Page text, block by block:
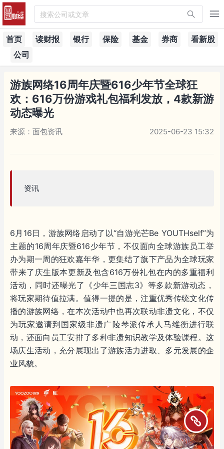
搜索公司或文章
首页 读财报 银行 保险 基金 券商
看新股
公司
游族网络16周年庆暨616少年节全球狂
欢：616万份游戏礼包福利发放，4款新游
动态曝光
来源：面包资讯 2025-06-23 15:32
资讯
6月16日，游族网络启动了以“自游光芒Be YOUTHself”为
主题的16周年庆暨616少年节，不仅面向全球游族员工举
办为期一周的狂欢嘉年华，更集结了旗下产品为全球玩家
带来了庆生版本更新及包含616万份礼包在内的多重福利
活动，同时还曝光了《少年三国志3》等多款新游动态，
将玩家期待值拉满。值得一提的是，注重优秀传统文化传
播的游族网络，在本次活动中也再次联动非遗文化，不仅
为玩家邀请到国家级非遗广陵琴派传承人马维衡进行联
动，还面向员工安排了多种非遗知识教学及体验课程。这
场庆生活动，充分展现出了游族活力进取、多元发展的企
业风貌。